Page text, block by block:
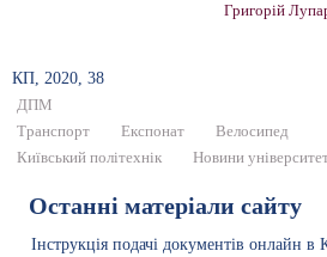
Григорій
КП, 2020, 38
ДПМ
Транспорт
Експонат
Велосипед
Київський політехнік
Новини
Останні матеріали сайту
Інструкція подачі документів онлайн в